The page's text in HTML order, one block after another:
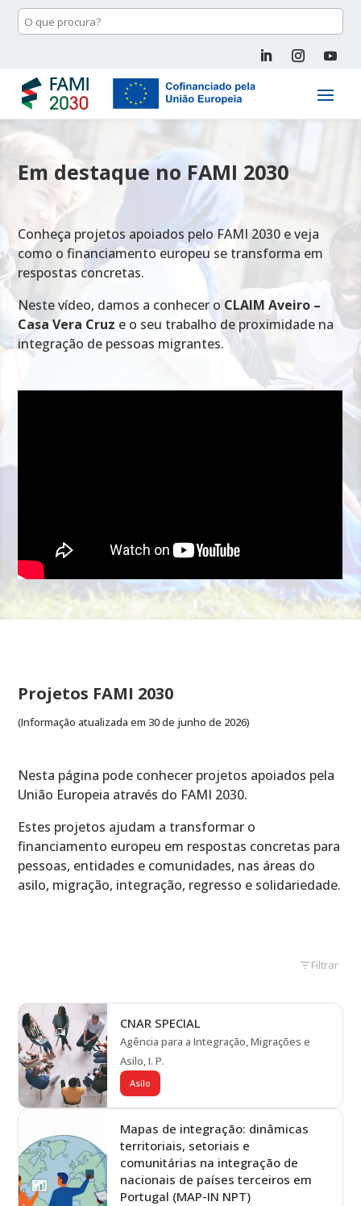
Em destaque no FAMI 2030
Conheça projetos apoiados pelo FAMI 2030 e veja
como o financiamento europeu se transforma em
respostas concretas.
Neste vídeo, damos a conhecer o CLAIM Aveiro –
Casa Vera Cruz e o seu trabalho de proximidade na
integração de pessoas migrantes.
Projetos FAMI 2030
(Informação atualizada em 30 de junho de 2026)
Nesta página pode conhecer projetos apoiados pela
União Europeia através do FAMI 2030.
Estes projetos ajudam a transformar o
financiamento europeu em respostas concretas para
pessoas, entidades e comunidades, nas áreas do
asilo, migração, integração, regresso e solidariedade.
Filtrar
CNAR SPECIAL
Agência para a Integração, Migrações e
Asilo, I. P.
Asilo
Mapas de integração: dinâmicas
territoriais, setoriais e
comunitárias na integração de
nacionais de países terceiros em
Portugal (MAP-IN NPT)